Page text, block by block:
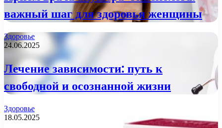
важный шаг для здоровья женщины
Здоровье
24.06.2025
Лечение зависимости: путь к
свободной и осознанной жизни
Здоровье
18.05.2025